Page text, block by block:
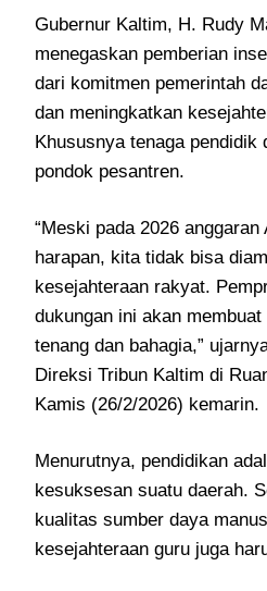
Gubernur Kaltim, H. Rudy
menegaskan pemberian
dari komitmen pemerintah
dan meningkatkan
Khususnya tenaga pendidik
pondok pesantren.
“Meski pada 2026 anggaran
harapan, kita tidak bisa
kesejahteraan rakyat.
dukungan ini akan
tenang dan bahagia,”
Direksi Tribun Kaltim di
Kamis (26/2/2026) kemarin.
Menurutnya, pendidikan
kesuksesan suatu daerah.
kualitas sumber daya
kesejahteraan guru juga